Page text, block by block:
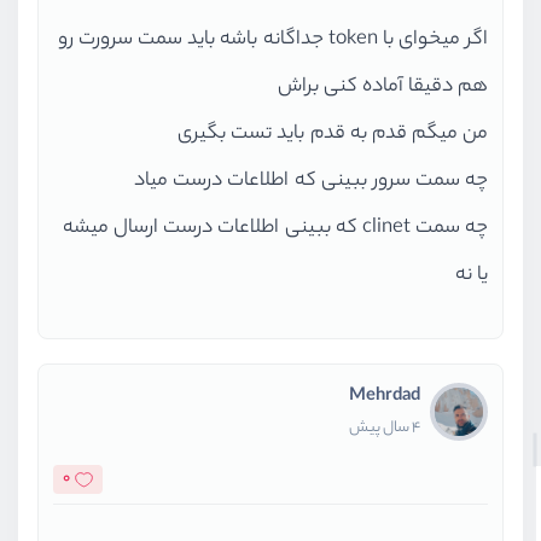
اگر میخوای با token جداگانه باشه باید سمت سرورت رو
هم دقیقا آماده کنی براش
من میگم قدم به قدم باید تست بگیری
چه سمت سرور ببینی که اطلاعات درست میاد
چه سمت clinet که ببینی اطلاعات درست ارسال میشه
یا نه
Mehrdad
4 سال پیش
0